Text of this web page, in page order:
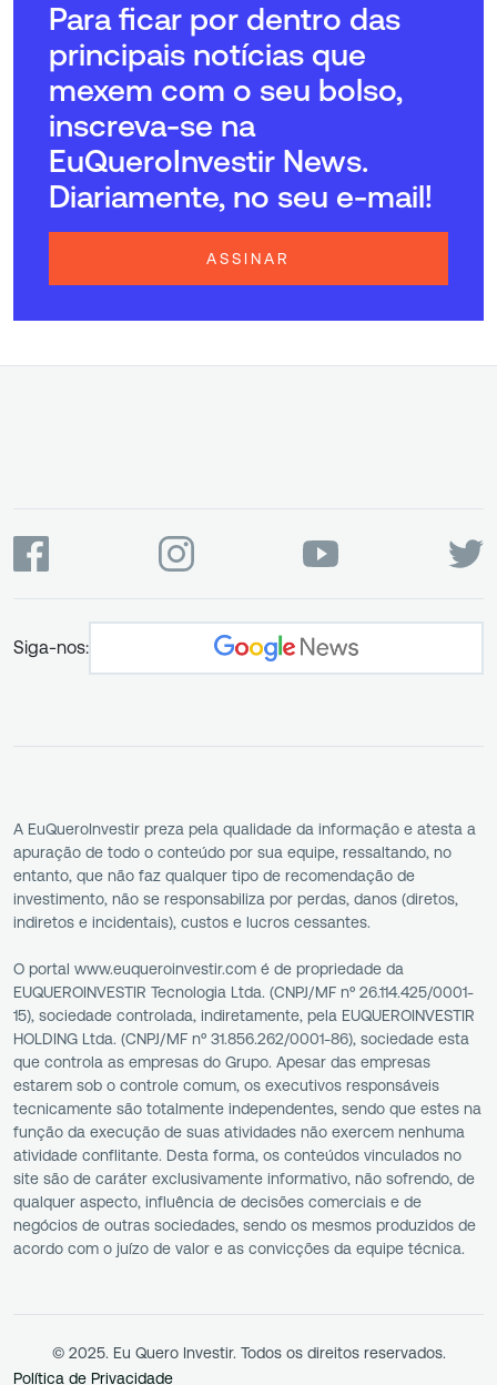
Para ficar por dentro das
principais notícias que
mexem com o seu bolso,
inscreva-se na
EuQueroInvestir News.
Diariamente, no seu e-mail!
ASSINAR
Siga-nos:
A EuQueroInvestir preza pela qualidade da informação e atesta a
apuração de todo o conteúdo por sua equipe, ressaltando, no
entanto, que não faz qualquer tipo de recomendação de
investimento, não se responsabiliza por perdas, danos (diretos,
indiretos e incidentais), custos e lucros cessantes.
O portal www.euqueroinvestir.com é de propriedade da
EUQUEROINVESTIR Tecnologia Ltda. (CNPJ/MF nº 26.114.425/0001-
15), sociedade controlada, indiretamente, pela EUQUEROINVESTIR
HOLDING Ltda. (CNPJ/MF nº 31.856.262/0001-86), sociedade esta
que controla as empresas do Grupo. Apesar das empresas
estarem sob o controle comum, os executivos responsáveis
tecnicamente são totalmente independentes, sendo que estes na
função da execução de suas atividades não exercem nenhuma
atividade conflitante. Desta forma, os conteúdos vinculados no
site são de caráter exclusivamente informativo, não sofrendo, de
qualquer aspecto, influência de decisões comerciais e de
negócios de outras sociedades, sendo os mesmos produzidos de
acordo com o juízo de valor e as convicções da equipe técnica.
© 2025. Eu Quero Investir. Todos os direitos reservados.
Política de Privacidade